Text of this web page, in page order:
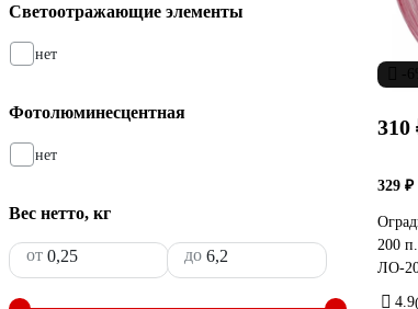
Светоотражающие элементы
нет
Фотолюминесцентная
нет
Вес нетто, кг
от до
310
329 ₽
200
ЛО-
4.9